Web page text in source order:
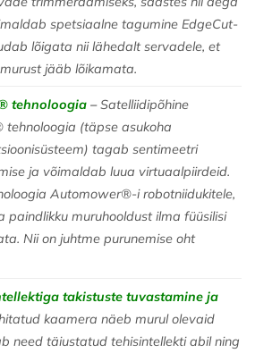
spetsiaalne tagumine EdgeCut-
lõigata nii lähedalt servadele, et
jääb lõikamata.
tehnoloogia –Satelliidipõhine
tehnoloogia (täpse asukoha
tagab sentimeetri
ja võimaldab luua virtuaalpiirdeid.
Automower®-i robotniidukitele,
paindlikku muruhooldust ilma füüsilisi
Nii on juhtme purunemise oht
takistuste tuvastamine ja
kaamera näeb murul olevaid
need täiustatud tehisintellekti abil ning